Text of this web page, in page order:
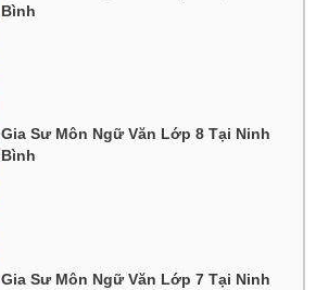
Bình
Gia Sư Môn Ngữ Văn Lớp 8 Tại Ninh
Bình
Gia Sư Môn Ngữ Văn Lớp 7 Tại Ninh